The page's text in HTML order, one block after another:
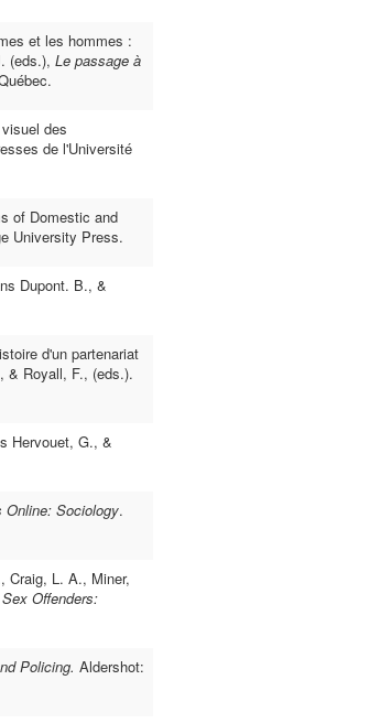
et les hommes :
(eds.), Le passage à
des
de l'Université
of Domestic and
University Press.
Dupont. B., &
d'un partenariat
& Royall, F., (eds.).
Hervouet, G., &
Online: Sociology.
Craig, L. A., Miner,
Offenders:
Policing. Aldershot: